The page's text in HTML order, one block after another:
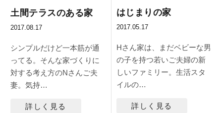
土間テラスのある家
2017.08.17
シンプルだけど一本筋が通
ってる。そんな家づくりに
対する考え方のNさんご夫
妻。気持…
詳しく見る
はじまりの家
2017.05.17
Hさん家は、まだベビーな男
の子を持つ若いご夫婦の新
しいファミリー。生活スタ
イルの…
詳しく見る